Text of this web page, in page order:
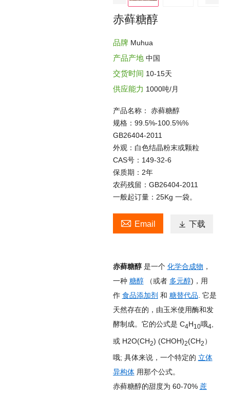
赤藓糖醇
品牌 Muhua
产品产地 中国
交货时间 10-15天
供应能力 1000吨/月
产品名称： 赤藓糖醇
规格：99.5%-100.5%%
GB26404-2011
外观：白色结晶粉末或颗粒
CAS号：149-32-6
保质期：2年
农药残留：GB26404-2011
一般起订量：25Kg 一袋。
 Email  下载
赤藓糖醇是一个 化学合成物 ，
一种 糖醇（或者 多元醇)，用
作 食品添加剂 和 糖替代品 . 它是
天然存在的，由玉米使用酶和发
酵制成。它的公式是 C4H10哦4
或 H2O(CH2) (CHOH)2(CH2 ）
哦; 具体来说，一个特定的 立体
异构体用那个公式。
赤藓糖醇的甜度为 60-70% 蔗